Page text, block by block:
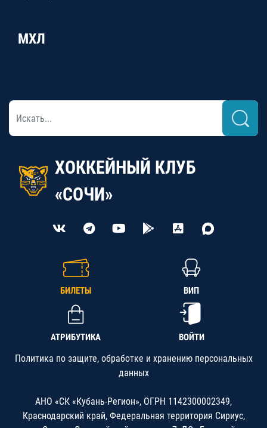
МХЛ
ХОККЕЙНЫЙ КЛУБ
«СОЧИ»
БИЛЕТЫ ВИП
АТРИБУТИКА ВОЙТИ
Политика по защите, обработке и хранению персональных
данных
АНО «СК «Кубань-Регион», ОГРН 1142300002349,
Краснодарский край, Федеральная территория Сириус,